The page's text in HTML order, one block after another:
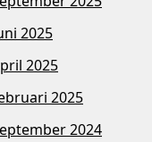
2025
2025
2025
2024